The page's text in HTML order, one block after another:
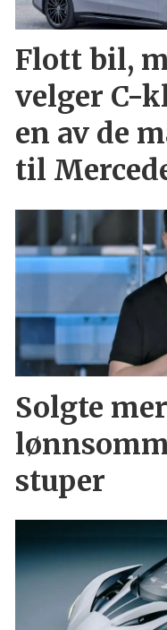
Flott bil,
velger C-
en av de
til
Solgte
stuper